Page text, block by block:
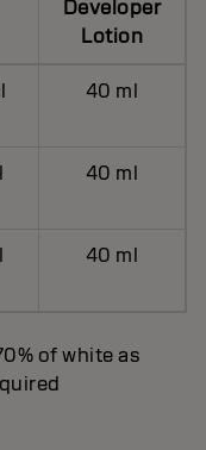
Developer
Lotion
40 ml
40 ml
40 ml
of white as